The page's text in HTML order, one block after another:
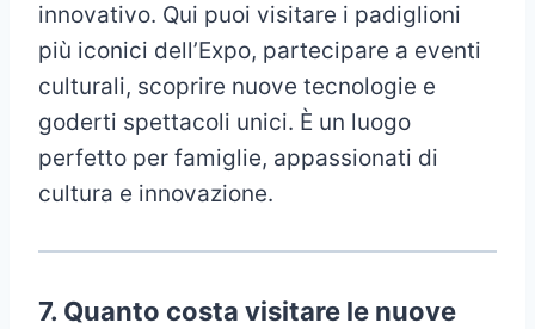
innovativo. Qui puoi visitare i padiglioni
più iconici dell’Expo, partecipare a eventi
culturali, scoprire nuove tecnologie e
goderti spettacoli unici. È un luogo
perfetto per famiglie, appassionati di
cultura e innovazione.
7. Quanto costa visitare le nuove